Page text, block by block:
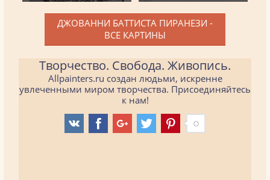
ДЖОВАННИ БАТТИСТА ПИРАНЕЗИ -
ВСЕ КАРТИНЫ
Творчество. Свобода. Живопись.
Allpainters.ru создан людьми, искренне
увлеченными миром творчества. Присоединяйтесь
к нам!